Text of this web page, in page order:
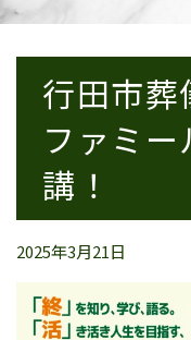
行田市葬
ファミ
講！
2025年3月21日